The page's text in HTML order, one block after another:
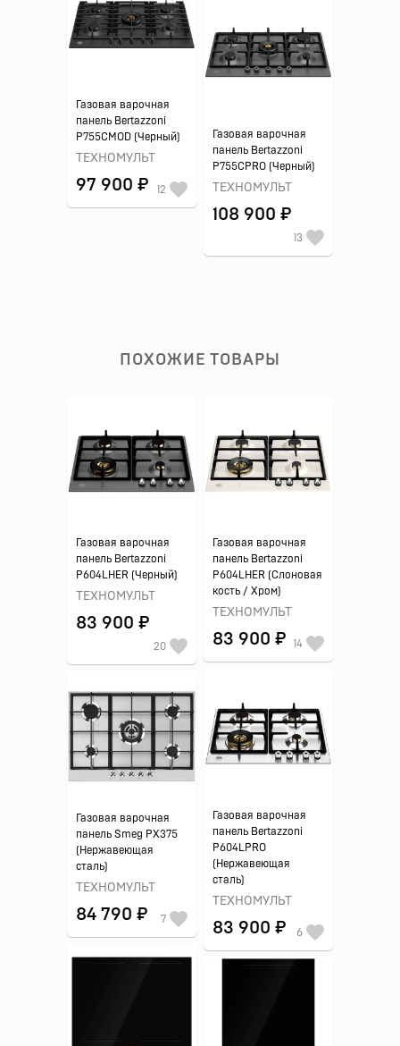
Газовая варочная
панель Bertazzoni
P755CMOD (Черный)
ТЕХНОМУЛЬТ
97 900 ₽ 12
Газовая варочная
панель Bertazzoni
P755CPRO (Черный)
ТЕХНОМУЛЬТ
108 900 ₽
13
ПОХОЖИЕ ТОВАРЫ
Газовая варочная
панель Bertazzoni
P604LHER (Черный)
ТЕХНОМУЛЬТ
83 900 ₽
20
Газовая варочная
панель Bertazzoni
P604LHER (Слоновая
кость / Хром)
ТЕХНОМУЛЬТ
83 900 ₽ 14
Газовая варочная
панель Bertazzoni
P604LPRO
(Нержавеющая
сталь)
ТЕХНОМУЛЬТ
83 900 ₽ 6
Газовая варочная
панель Smeg PX375
(Нержавеющая
сталь)
ТЕХНОМУЛЬТ
84 790 ₽ 7